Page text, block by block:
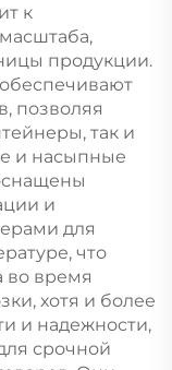
к
продукции.
позволяя
так и
и насыпные
и
для
что
во время
хотя и более
и надежности,
срочной